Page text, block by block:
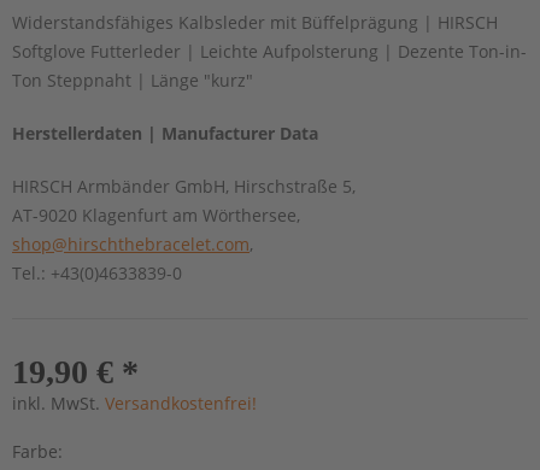
Widerstandsfähiges Kalbsleder mit Büffelprägung | HIRSCH
Softglove Futterleder | Leichte Aufpolsterung | Dezente Ton-in-
Ton Steppnaht | Länge "kurz"
Herstellerdaten | Manufacturer Data
HIRSCH Armbänder GmbH, Hirschstraße 5,
AT-9020 Klagenfurt am Wörthersee,
shop@hirschthebracelet.com,
Tel.: +43(0)4633839-0
19,90 € *
inkl. MwSt. Versandkostenfrei!
Farbe: